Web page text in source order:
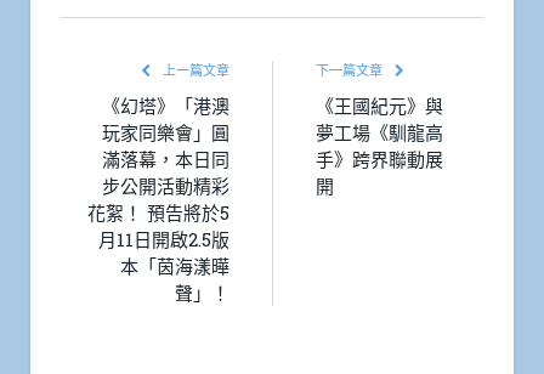
上一篇文章
《幻塔》「港澳
玩家同樂會」圓
滿落幕，本日同
步公開活動精彩
花絮！ 預告將於5
月11日開啟2.5版
本「茵海漾曄
聲」！
下一篇文章
《王國紀元》與
夢工場《馴龍高
手》跨界聯動展
開